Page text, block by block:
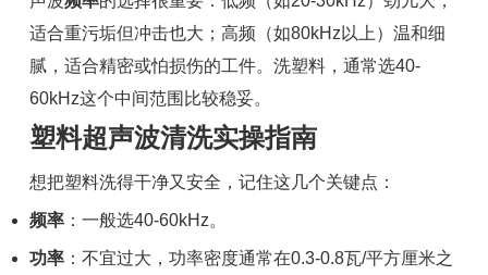
适合重污垢但冲击也大；高频（如80kHz以上）温和细
腻，适合精密或怕损伤的工件。洗塑料，通常选40-
60kHz这个中间范围比较稳妥。
塑料超声波清洗实操指南
想把塑料洗得干净又安全，记住这几个关键点：
频率 ：一般选40-60kHz。
功率 ：不宜过大，功率密度通常在0.3-0.8瓦/平方厘米之